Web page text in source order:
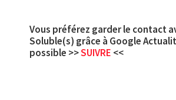
Vous préférez garder le contact
Soluble(s) grâce à Google
possible >>SUIVRE <<